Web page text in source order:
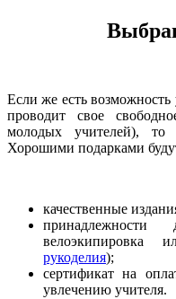
Если же есть возможность
проводит свое
молодых учителей), то
Хорошими подарками
качественные
велоэкипировка
рукоделия);
сертификат на
увлечению учителя.